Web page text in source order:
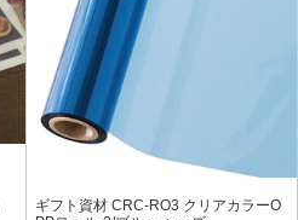
ギフト資材 CRC-RO3 クリアカラーO